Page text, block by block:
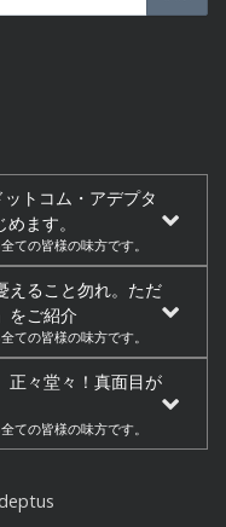
トコム・アデプタ
ます。
ての皆様の味方です。
えること勿れ。ただ
をご紹介
ての皆様の味方です。
々堂々！真面目が
ての皆様の味方です。